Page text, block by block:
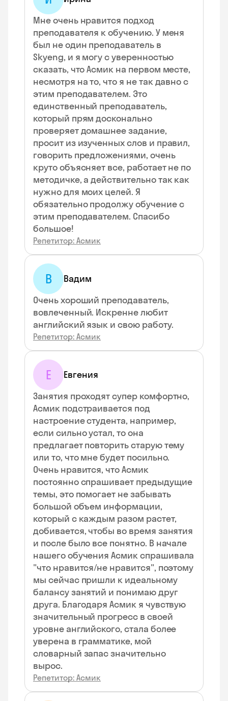
Мне очень нравится подход
преподавателя к обучению. У меня
был не один преподаватель в
Skyeng, и я могу с уверенностью
сказать, что Асмик на первом месте,
несмотря на то, что я не так давно с
этим преподавателем. Это
единственный преподаватель,
который прям досконально
проверяет домашнее задание,
просит из изученных слов и правил,
говорить предложениями, очень
круто объясняет все, работает не по
методичке, а действительно так как
нужно для моих целей. Я
обязательно продолжу обучение с
этим преподавателем. Спасибо
большое!
Репетитор: Асмик
В
Вадим
Очень хороший преподаватель,
вовлеченный. Искренне любит
английский язык и свою работу.
Репетитор: Асмик
Е
Евгения
Занятия проходят супер комфортно,
Асмик подстраивается под
настроение студента, например,
если сильно устал, то она
предлагает повторить старую тему
или то, что мне будет посильно.
Очень нравится, что Асмик
постоянно спрашивает предыдущие
темы, это помогает не забывать
большой объем информации,
который с каждым разом растет,
добивается, чтобы во время занятия
и после было все понятно. В начале
нашего обучения Асмик спрашивала
"что нравится/не нравится", поэтому
мы сейчас пришли к идеальному
балансу занятий и понимаю друг
друга. Благодаря Асмик я чувствую
значительный прогресс в своей
уровне английского, стала более
уверена в грамматике, мой
словарный запас значительно
вырос.
Репетитор: Асмик